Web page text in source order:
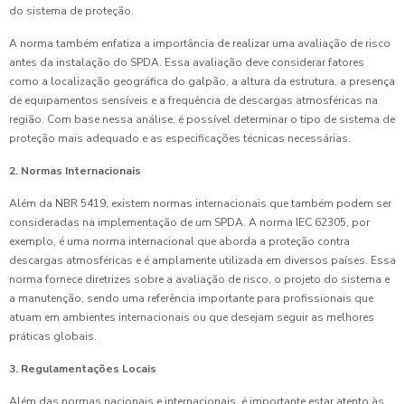
do sistema de proteção.
A norma também enfatiza a importância de realizar uma avaliação de risco
antes da instalação do SPDA. Essa avaliação deve considerar fatores
como a localização geográfica do galpão, a altura da estrutura, a presença
de equipamentos sensíveis e a frequência de descargas atmosféricas na
região. Com base nessa análise, é possível determinar o tipo de sistema de
proteção mais adequado e as especificações técnicas necessárias.
2. Normas Internacionais
Além da NBR 5419, existem normas internacionais que também podem ser
consideradas na implementação de um SPDA. A norma IEC 62305, por
exemplo, é uma norma internacional que aborda a proteção contra
descargas atmosféricas e é amplamente utilizada em diversos países. Essa
norma fornece diretrizes sobre a avaliação de risco, o projeto do sistema e
a manutenção, sendo uma referência importante para profissionais que
atuam em ambientes internacionais ou que desejam seguir as melhores
práticas globais.
3. Regulamentações Locais
Além das normas nacionais e internacionais, é importante estar atento às